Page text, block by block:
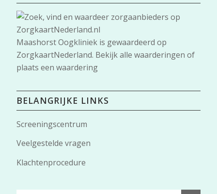
Maashorst Oogkliniekis gewaardeerd op
ZorgkaartNederland. Bekijk alle waarderingen of
plaats een waardering
BELANGRIJKE LINKS
Screeningscentrum
Veelgestelde vragen
Klachtenprocedure